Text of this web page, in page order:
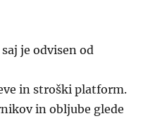
je odvisen od
in stroški platform.
in obljube glede